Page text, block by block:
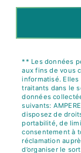
** Les données
aux fins de vous
informatisé. Elles
traitants dans le
données
suivants:
disposez de
portabilité, de
consentement à
réclamation
d’organiser le